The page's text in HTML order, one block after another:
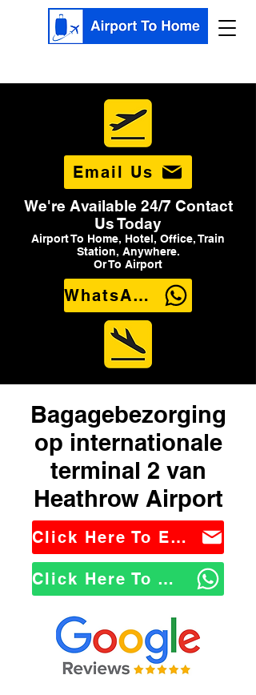
Email Us
We're Available 24/7 Contact
Us Today
Airport To Home, Hotel, Office, Train
Station, Anywhere.
Or To Airport
WhatsApp Us
Bagagebezorging
op internationale
terminal 2 van
Heathrow Airport
Click Here To Email Us
Click Here To WhatsApp Us